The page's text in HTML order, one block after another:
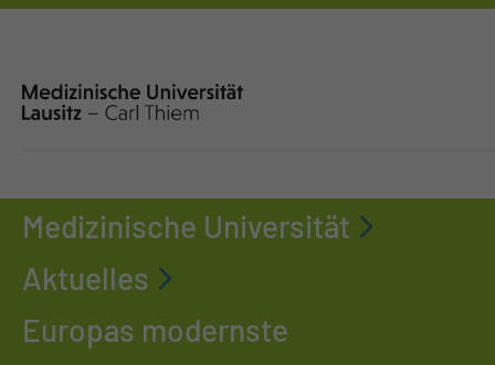
Medizinische Universität
Aktuelles
Europas modernste